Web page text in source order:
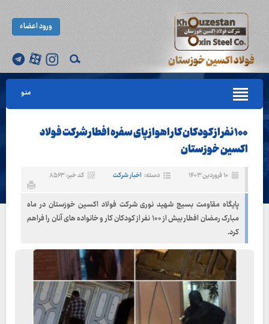
ورود اعضاء
منو
۱۰۰ نفر از کودکان کار اهواز پای سفره افطار شرکت فولاد
اکسین خوزستان
۱۰ فروردین ۱۴۰۳ دسته: اخبار شرکت کد خبر: ۸۵۶۳
پایگاه مقاومت بسیج شهید نوری شرکت فولاد اکسین خوزستان در ماه
مبارک رمضان افطار بیش از ۱۰۰ نفر از کودکان کار و خانواده های آنان را فراهم
کرد.